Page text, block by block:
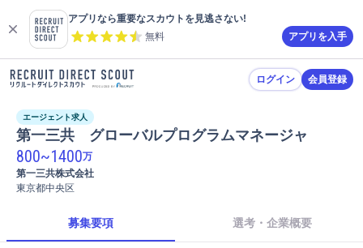
アプリなら重要なスカウトを見逃さない!
無料
アプリを入手
ログイン 会員登録
エージェント求人
第一三共　グローバルプログラムマネージャ
800~1400万
第一三共株式会社
東京都中央区
募集要項 選考・企業概要